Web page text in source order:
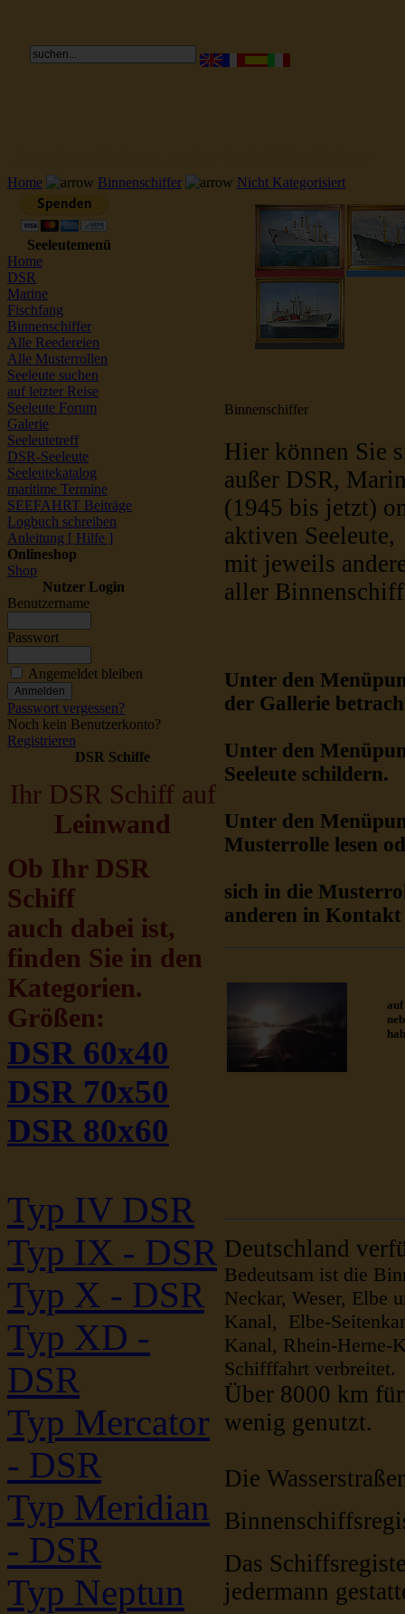
Home Binnenschiffer Nicht Kategorisiert
Seeleutemenü
Home
DSR
Marine
Fischfang
Binnenschiffer
Alle Reedereien
Alle Musterrollen
Seeleute suchen
auf letzter Reise
Seeleute Forum
Galerie
Seeleutetreff
DSR-Seeleute
Seeleutekatalog
maritime Termine
SEEFAHRT Beiträge
Logbuch schreiben
Anleitung [ Hilfe ]
Onlineshop
Shop
Nutzer Login
Benutzername
Passwort
Angemeldet bleiben
Passwort vergessen?
Noch kein Benutzerkonto?
Registrieren
DSR Schiffe
Ihr DSR Schiff auf
Leinwand
Ob Ihr DSR
Schiff
auch dabei ist,
finden Sie in den
Kategorien.
Größen:
DSR 60x40
DSR 70x50
DSR 80x60
Typ IV DSR
Typ IX - DSR
Typ X - DSR
Typ XD -
DSR
Typ Mercator
- DSR
Typ Meridian
- DSR
Typ Neptun
Binnenschiffer
Hier können Sie
außer DSR,
(1945 bis jetzt)
aktiven Seeleute,
mit jeweils
aller
Unter den
der Gallerie
Unter den
Seeleute schildern.
Unter den
Musterrolle lesen
sich in die
anderen in
Deutschland
Bedeutsam ist die
Neckar, Weser, Elbe
Kanal, Elbe-
Kanal, Rhein-Herne-
Schifffahrt verbreitet.
Über 8000 km
wenig genutzt.
Die
Das
jedermann